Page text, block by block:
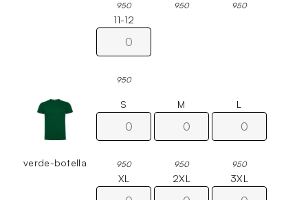
950 950 950
11-12
950
verde-botella
S
950
M
950
L
950
XL 2XL 3XL